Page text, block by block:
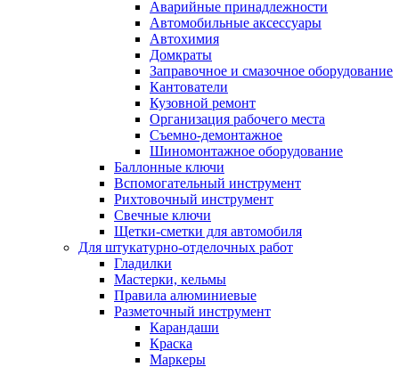
Аварийные принадлежности
Автомобильные аксессуары
Автохимия
Домкраты
Заправочное и смазочное оборудование
Кантователи
Кузовной ремонт
Организация рабочего места
Съемно-демонтажное
Шиномонтажное оборудование
Баллонные ключи
Вспомогательный инструмент
Рихтовочный инструмент
Свечные ключи
Щетки-сметки для автомобиля
Для штукатурно-отделочных работ
Гладилки
Мастерки, кельмы
Правила алюминиевые
Разметочный инструмент
Карандаши
Краска
Маркеры